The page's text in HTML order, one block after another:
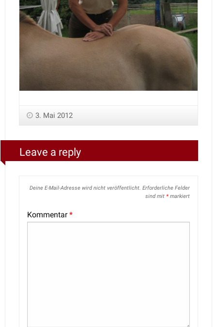
3. Mai 2012
Leave a reply
Deine E-Mail-Adresse wird nicht veröffentlicht. Erforderliche Felder
sind mit * markiert
Kommentar*